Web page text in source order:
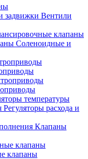
Вентили
клапаны
Соленоидные и
температуры
Регуляторы расхода и
Клапаны
клапаны